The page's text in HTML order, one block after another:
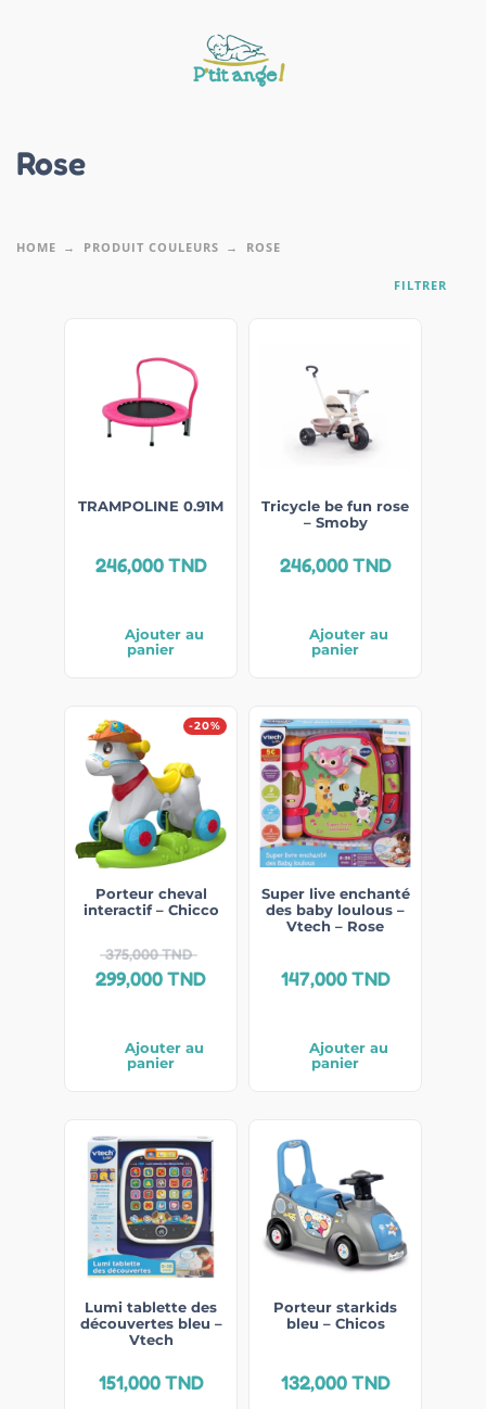
Rose
HOME PRODUIT COULEURS ROSE
FILTRER
TRAMPOLINE 0.91M
246,000TND
Ajouter au
panier
Tricycle be fun rose
– Smoby
246,000TND
Ajouter au
panier
-20%
Porteur cheval
interactif – Chicco
375,000TND
299,000TND
Ajouter au
panier
Super live enchanté
des baby loulous –
Vtech – Rose
147,000TND
Ajouter au
panier
Lumi tablette des
découvertes bleu –
Vtech
151,000TND
Porteur starkids
bleu – Chicos
132,000TND